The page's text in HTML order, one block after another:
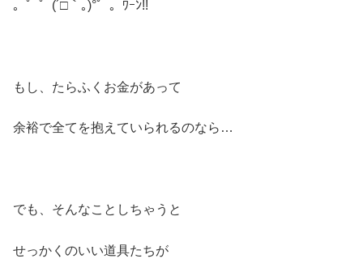
。゜゜(´□｀｡)°゜。ﾜｰﾝ!!
もし、たらふくお金があって
余裕で全てを抱えていられるのなら…
でも、そんなことしちゃうと
せっかくのいい道具たちが